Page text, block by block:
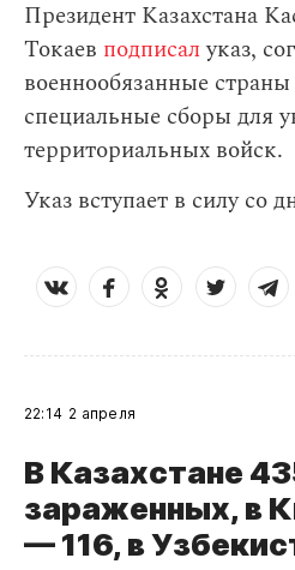
Президент Казахстана
Токаев подписалуказ,
военнообязанные
специальные сборы для
территориальных войск.
Указ вступает в силу со
22:14 2 апреля
В Казахстане
зараженных, в
— 116, в